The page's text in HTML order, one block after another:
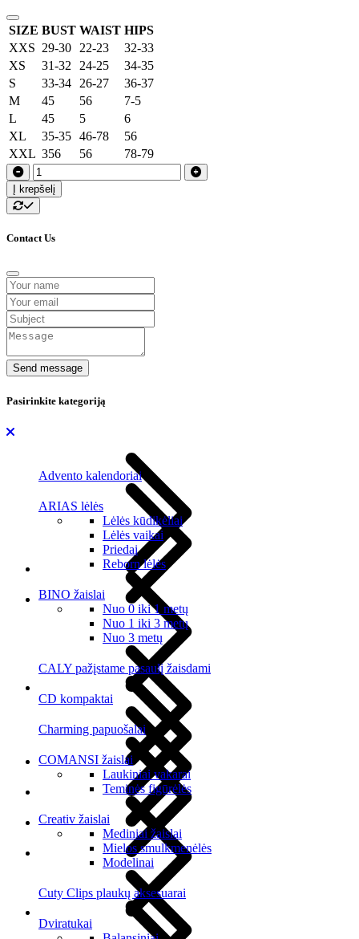
SIZE BUST WAIST HIPS
XXS 29-30 22-23
32-33
XS
31-32 24-25
34-35
S
33-34 26-27
36-37
M
45 56
7-5
L
45 5
6
XL
35-35 46-78
56
XXL 356 56 78-79
Į krepšelį
Contact Us
Send message
Pasirinkite kategoriją
Advento kalendoriai
ARIAS lėlės
Lėlės kūdikėliai
Lėlės vaikai
Priedai
Reborn lėlės
BINO žaislai
Nuo 0 iki 1 metų
Nuo 1 iki 3 metų
Nuo 3 metų
CALY pažįstame pasaulį žaisdami
CD kompaktai
Charming papuošalai
COMANSI žaislai
Laukiniai vakarai
Teminės figūrėlės
Creativ žaislai
Mediniai žaislai
Mielos smulkmenėlės
Modelinai
Cuty Clips plaukų aksesuarai
Dviratukai